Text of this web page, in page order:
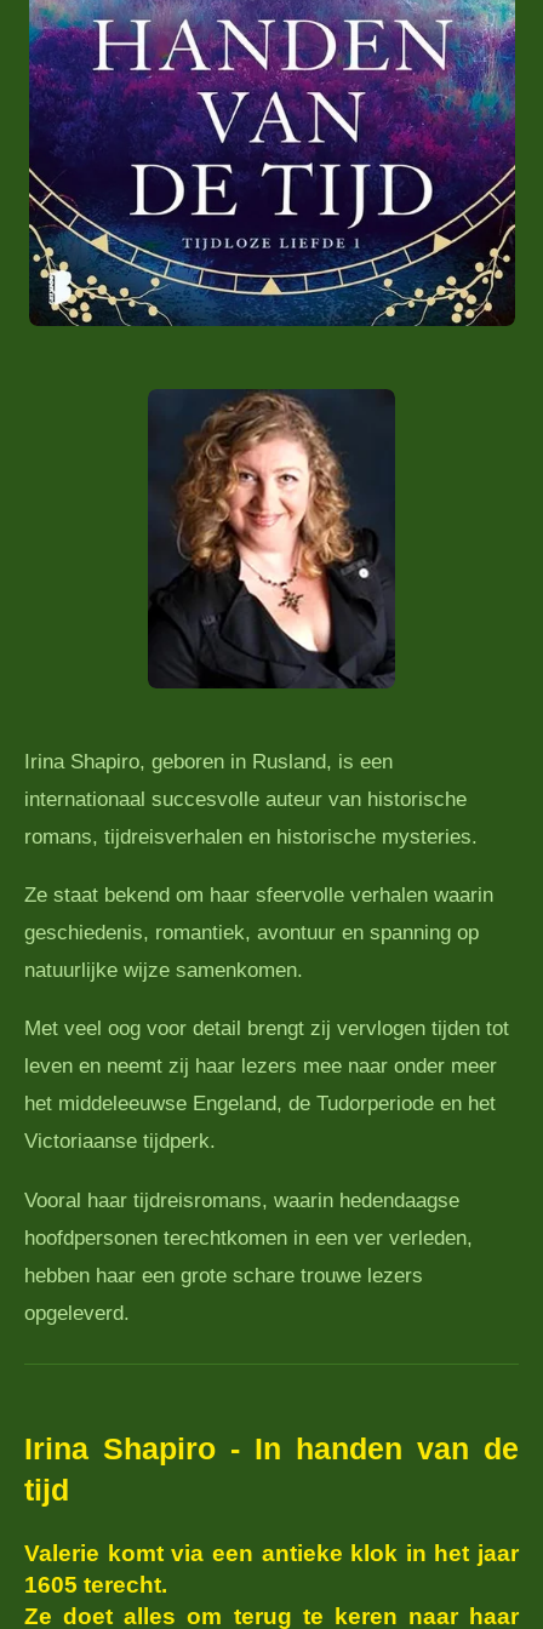
Irina Shapiro, geboren in Rusland, is een
internationaal succesvolle auteur van historische
romans, tijdreisverhalen en historische mysteries.
Ze staat bekend om haar sfeervolle verhalen waarin
geschiedenis, romantiek, avontuur en spanning op
natuurlijke wijze samenkomen.
Met veel oog voor detail brengt zij vervlogen tijden tot
leven en neemt zij haar lezers mee naar onder meer
het middeleeuwse Engeland, de Tudorperiode en het
Victoriaanse tijdperk.
Vooral haar tijdreisromans, waarin hedendaagse
hoofdpersonen terechtkomen in een ver verleden,
hebben haar een grote schare trouwe lezers
opgeleverd.
Irina Shapiro - In handen van de
tijd
Valerie komt via een antieke klok in het jaar
1605 terecht.
Ze doet alles om terug te keren naar haar